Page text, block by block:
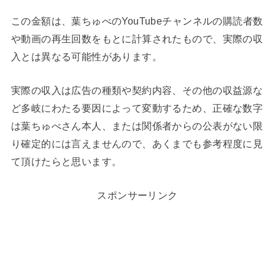
この金額は、葉ちゅべのYouTubeチャンネルの購読者数
や動画の再生回数をもとに計算されたもので、実際の収
入とは異なる可能性があります。
実際の収入は広告の種類や契約内容、その他の収益源な
ど多岐にわたる要因によって変動するため、正確な数字
は葉ちゅべさん本人、または関係者からの公表がない限
り確定的には言えませんので、あくまでも参考程度に見
て頂けたらと思います。
スポンサーリンク